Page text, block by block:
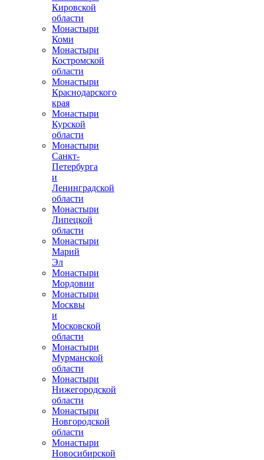
Кировской
области
Монастыри
Коми
Монастыри
Костромской
области
Монастыри
Краснодарского
края
Монастыри
Курской
области
Монастыри
Санкт-
Петербурга
и
Ленинградской
области
Монастыри
Липецкой
области
Монастыри
Марий
Эл
Монастыри
Мордовии
Монастыри
Москвы
и
Московской
области
Монастыри
Мурманской
области
Монастыри
Нижегородской
области
Монастыри
Новгородской
области
Монастыри
Новосибирской